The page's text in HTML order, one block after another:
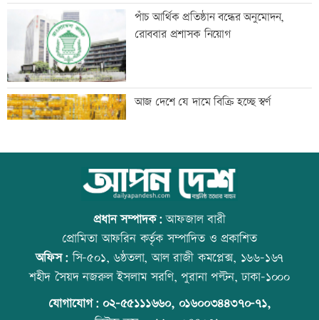
হাসিনার নির্দেশে সালাহউদ্দিন আহমদকে গুম
করা হয়: তদন্ত
তরুণদের নেতৃত্বেই প্রযুক্তিনির্ভর উন্নয়ন হবে:
তথ্যপ্রযুক্তিমন্ত্রী
লক্ষ্মীপুর জেলা প্রশাসনের ১৪ কর্মকর্তা-
কর্মচারীর বিদায়ী সংবর্ধনা
সব শর্ত মেনে নিলে হরমুজ খুলবো: ইরান
পাঁচ আর্থিক প্রতিষ্ঠান বন্ধের অনুমোদন,
রোববার প্রশাসক নিয়োগ
আজ দেশে যে দামে বিক্রি হচ্ছে স্বর্ণ
আজ বিশ্ব বন্ধু দিবস
কোরআন-হাদিসে নামাজ না পড়ার শাস্তি
প্রধান সম্পাদক:আফজাল বারী
প্রোমিতা আফরিন কর্তৃক সম্পাদিত ও প্রকাশিত
অফিস:সি-৫০১, ৬ষ্ঠতলা, আল রাজী কমপ্লেক্স, ১৬৬-১৬৭
শহীদ সৈয়দ নজরুল ইসলাম সরণি, পুরানা পল্টন, ঢাকা-১০০০
যোগাযোগ: ০২-৫৫১১১৬৬০, ০১৬০০৩৪৪৩৭০-৭১,